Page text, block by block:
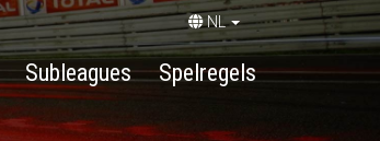
NL
Subleagues Spelregels